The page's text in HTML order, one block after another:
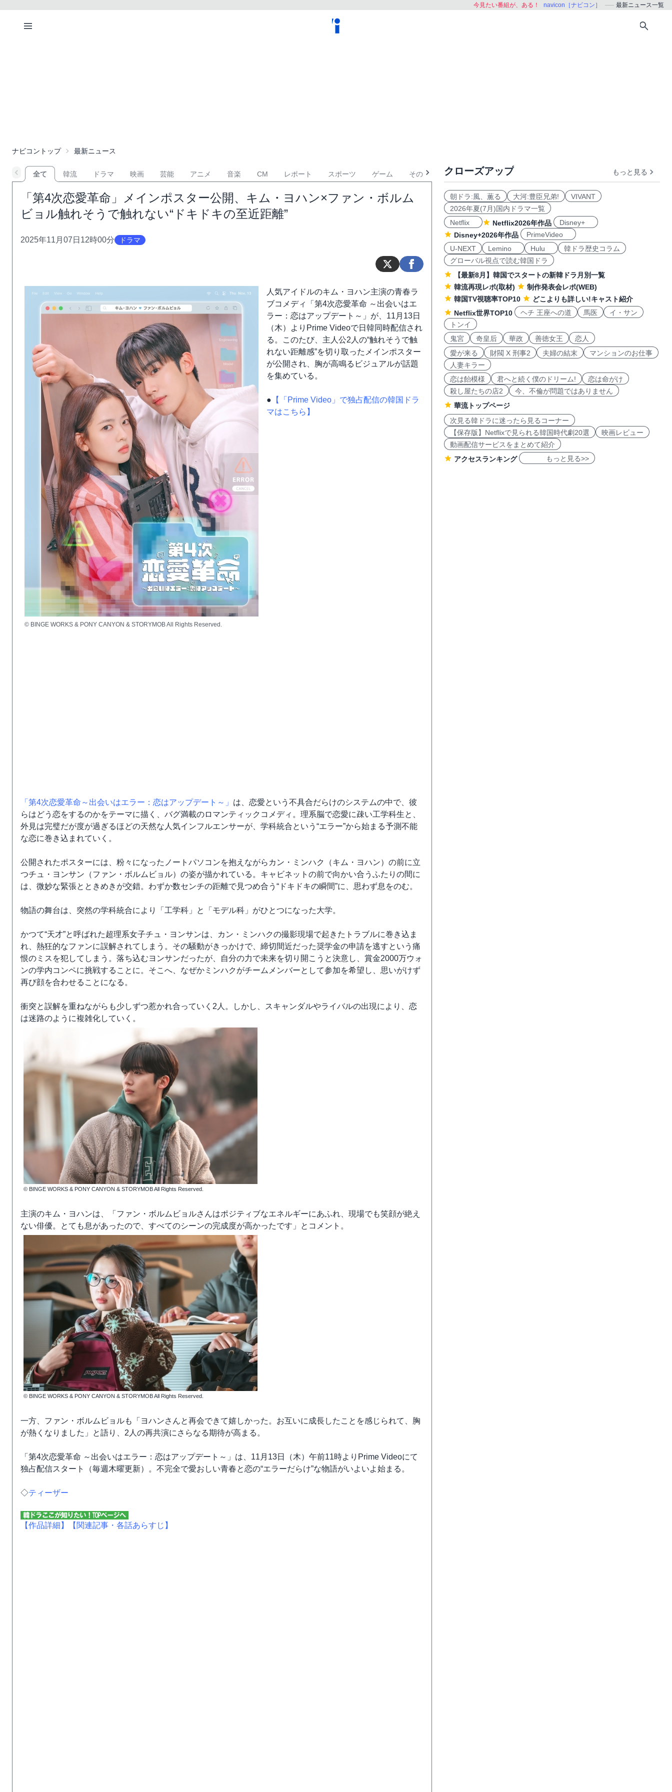
今見たい番組が、ある！ navicon［ナビコン］ 最新ニュース一覧
ナビコントップ 最新ニュース
全て 韓流 ドラマ 映画 芸能 アニメ 音楽 CM レポート スポーツ ゲーム その他
「第4次恋愛革命」メインポスター公開、キム・ヨハン×ファン・ボルム
ビョル触れそうで触れない“ドキドキの至近距離”
2025年11月07日12時00分 ドラマ
© BINGE WORKS & PONY CANYON & STORYMOB All Rights Reserved.
人気アイドルのキム・ヨハン主演の青春ラ
ブコメディ「第4次恋愛革命 ～出会いはエ
ラー：恋はアップデート～」が、11月13日
（木）よりPrime Videoで日韓同時配信され
る。このたび、主人公2人の“触れそうで触
れない距離感”を切り取ったメインポスター
が公開され、胸が高鳴るビジュアルが話題
を集めている。
● 【「Prime Video」で独占配信の韓国ドラ
マはこちら】
「第4次恋愛革命～出会いはエラー：恋はアップデート～」 は、恋愛という不具合だらけのシステムの中で、彼
らはどう恋をするのかをテーマに描く、バグ満載のロマンティックコメディ。理系脳で恋愛に疎い工学科生と、
外見は完璧だが度が過ぎるほどの天然な人気インフルエンサーが、学科統合という“エラー”から始まる予測不能
な恋に巻き込まれていく。
公開されたポスターには、粉々になったノートパソコンを抱えながらカン・ミンハク（キム・ヨハン）の前に立
つチュ・ヨンサン（ファン・ボルムビョル）の姿が描かれている。キャビネットの前で向かい合うふたりの間に
は、微妙な緊張とときめきが交錯。わずか数センチの距離で見つめ合う“ドキドキの瞬間”に、思わず息をのむ。
物語の舞台は、突然の学科統合により「工学科」と「モデル科」がひとつになった大学。
かつて“天才”と呼ばれた超理系女子チュ・ヨンサンは、カン・ミンハクの撮影現場で起きたトラブルに巻き込ま
れ、熱狂的なファンに誤解されてしまう。その騒動がきっかけで、締切間近だった奨学金の申請を逃すという痛
恨のミスを犯してしまう。落ち込むヨンサンだったが、自分の力で未来を切り開こうと決意し、賞金2000万ウォ
ンの学内コンペに挑戦することに。そこへ、なぜかミンハクがチームメンバーとして参加を希望し、思いがけず
再び顔を合わせることになる。
衝突と誤解を重ねながらも少しずつ惹かれ合っていく2人。しかし、スキャンダルやライバルの出現により、恋
は迷路のように複雑化していく。
© BINGE WORKS & PONY CANYON & STORYMOB All Rights Reserved.
主演のキム・ヨハンは、「ファン・ボルムビョルさんはポジティブなエネルギーにあふれ、現場でも笑顔が絶え
ない俳優。とても息があったので、すべてのシーンの完成度が高かったです」とコメント。
© BINGE WORKS & PONY CANYON & STORYMOB All Rights Reserved.
一方、ファン・ボルムビョルも「ヨハンさんと再会できて嬉しかった。お互いに成長したことを感じられて、胸
が熱くなりました」と語り、2人の再共演にさらなる期待が高まる。
「第4次恋愛革命 ～出会いはエラー：恋はアップデート～」は、11月13日（木）午前11時よりPrime Videoにて
独占配信スタート（毎週木曜更新）。不完全で愛おしい青春と恋の“エラーだらけ”な物語がいよいよ始まる。
◇ティーザー
【作品詳細】 【関連記事・各話あらすじ】
クローズアップ もっと見る
朝ドラ:風、薫る 大河:豊臣兄弟!
VIVANT
2026年夏(7月)国内ドラマ一覧
Netflix
Netflix2026年作品
Disney+
Disney+2026年作品
PrimeVideo
U-NEXT
Lemino Hulu
韓ドラ歴史コラム
グローバル視点で読む韓国ドラ
【最新8月】韓国でスタートの新韓ドラ月別一覧
韓流再現レポ(取材)
制作発表会レポ(WEB)
韓国TV視聴率TOP10
どこよりも詳しい!キャスト紹介
Netflix世界TOP10
ヘチ 王座への道 馬医
イ・サン
トンイ
鬼宮
奇皇后 華政 善徳女王
恋人
愛が来る
財閥 X 刑事2 夫婦の結末
マンションのお仕事
人妻キラー
恋は飴模様
君へと続く僕のドリーム!
恋は命がけ
殺し屋たちの店2
今、不倫が問題ではありません
華流トップページ
次見る韓ドラに迷ったら見るコーナー
【保存版】Netflixで見られる韓国時代劇20選
映画レビュー
動画配信サービスをまとめて紹介
アクセスランキング
もっと見る>>